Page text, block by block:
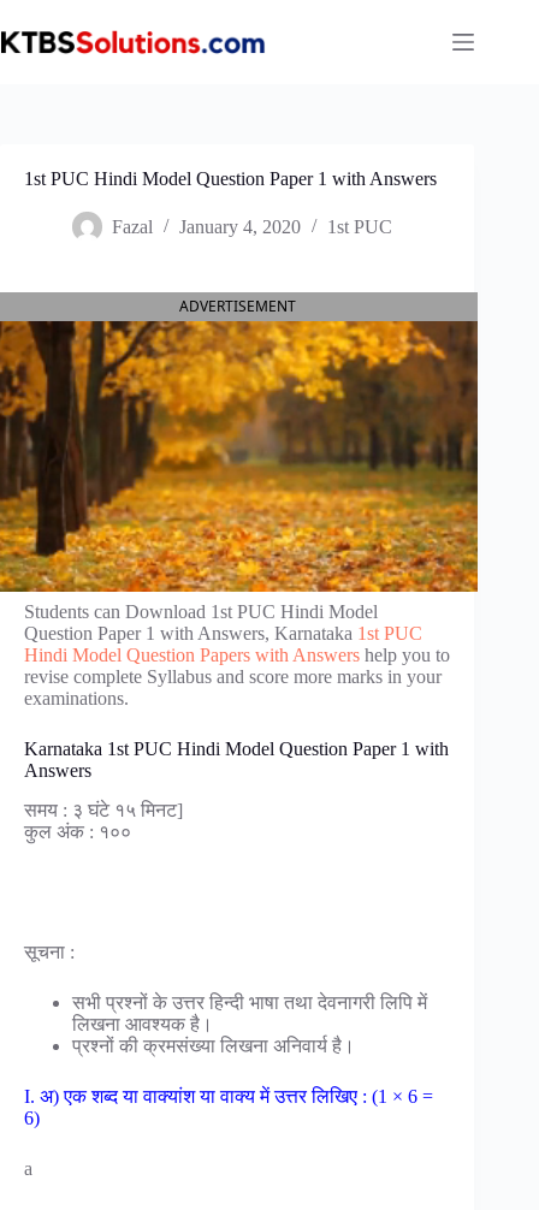
to
content
1st PUC Hindi Model Question Paper 1 with Answers
Fazal January 4, 2020 1st PUC
ADVERTISEMENT
Students can Download 1st PUC Hindi Model
Question Paper 1 with Answers, Karnataka 1st PUC
Hindi Model Question Papers with Answers help you to
revise complete Syllabus and score more marks in your
examinations.
Karnataka 1st PUC Hindi Model Question Paper 1 with
Answers
समय : ३ घंटे १५ मिनट]
कुल अंक : १००
सूचना :
सभी प्रश्नों के उत्तर हिन्दी भाषा तथा देवनागरी लिपि में
लिखना आवश्यक है।
प्रश्नों की क्रमसंख्या लिखना अनिवार्य है।
I. अ) एक शब्द या वाक्यांश या वाक्य में उत्तर लिखिए : (1 × 6 =
6)
a